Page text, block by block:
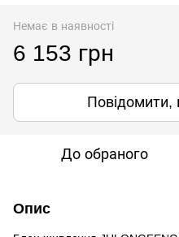
Немає в наявності
6 153 грн
Повідомити,
До обраного
Опис